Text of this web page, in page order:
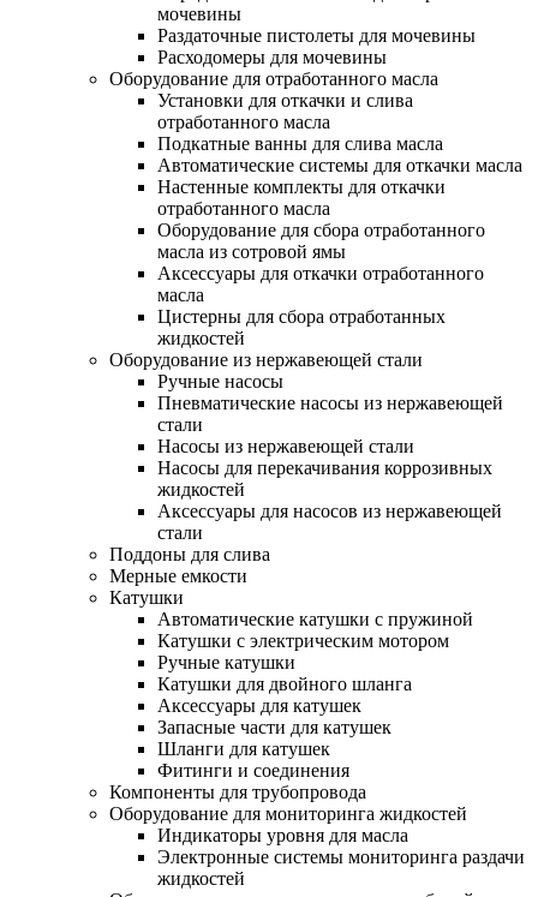
мочевины
Раздаточные пистолеты для мочевины
Расходомеры для мочевины
Оборудование для отработанного масла
Установки для откачки и слива
отработанного масла
Подкатные ванны для слива масла
Автоматические системы для откачки масла
Настенные комплекты для откачки
отработанного масла
Оборудование для сбора отработанного
масла из сотровой ямы
Аксессуары для откачки отработанного
масла
Цистерны для сбора отработанных
жидкостей
Оборудование из нержавеющей стали
Ручные насосы
Пневматические насосы из нержавеющей
стали
Насосы из нержавеющей стали
Насосы для перекачивания коррозивных
жидкостей
Аксессуары для насосов из нержавеющей
стали
Поддоны для слива
Мерные емкости
Катушки
Автоматические катушки с пружиной
Катушки с электрическим мотором
Ручные катушки
Катушки для двойного шланга
Аксессуары для катушек
Запасные части для катушек
Шланги для катушек
Фитинги и соединения
Компоненты для трубопровода
Оборудование для мониторинга жидкостей
Индикаторы уровня для масла
Электронные системы мониторинга раздачи
жидкостей